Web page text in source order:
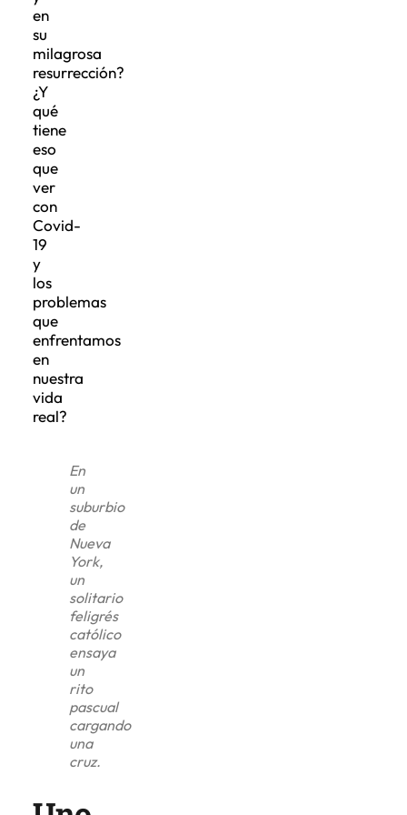
en
su
milagrosa
resurrección?
¿Y
qué
tiene
eso
que
ver
con
Covid-
19
y
los
problemas
que
enfrentamos
en
nuestra
vida
real?
En
un
suburbio
de
Nueva
York,
un
solitario
feligrés
católico
ensaya
un
rito
pascual
cargando
una
cruz.